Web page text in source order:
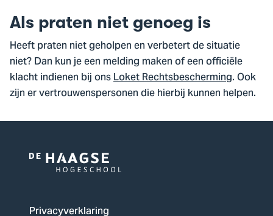
Als praten niet genoeg is
Heeft praten niet geholpen en verbetert de situatie
niet? Dan kun je een melding maken of een officiële
klacht indienen bij onsLoket Rechtsbescherming. Ook
zijn er vertrouwenspersonen die hierbij kunnen helpen.
Logo
De
Privacyverklaring